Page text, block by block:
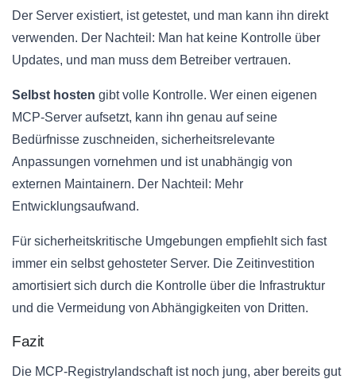
Der Server existiert, ist getestet, und man kann ihn direkt
verwenden. Der Nachteil: Man hat keine Kontrolle über
Updates, und man muss dem Betreiber vertrauen.
Selbst hosten gibt volle Kontrolle. Wer einen eigenen
MCP-Server aufsetzt, kann ihn genau auf seine
Bedürfnisse zuschneiden, sicherheitsrelevante
Anpassungen vornehmen und ist unabhängig von
externen Maintainern. Der Nachteil: Mehr
Entwicklungsaufwand.
Für sicherheitskritische Umgebungen empfiehlt sich fast
immer ein selbst gehosteter Server. Die Zeitinvestition
amortisiert sich durch die Kontrolle über die Infrastruktur
und die Vermeidung von Abhängigkeiten von Dritten.
Fazit
Die MCP-Registrylandschaft ist noch jung, aber bereits gut